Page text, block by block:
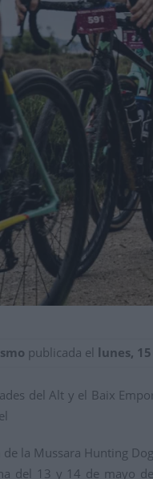
publicada el lunes,
del Alt y el Baix
de la Mussara Hunting
del 13 y 14 de mayo